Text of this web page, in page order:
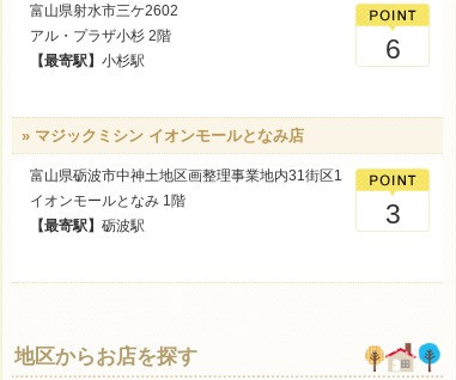
6
富山県射水市三ケ2602
アル・プラザ小杉 2階
【最寄駅】 小杉駅
» マジックミシン イオンモールとなみ店
3
富山県砺波市中神土地区画整理事業地内31街区1
イオンモールとなみ 1階
【最寄駅】 砺波駅
地区からお店を探す